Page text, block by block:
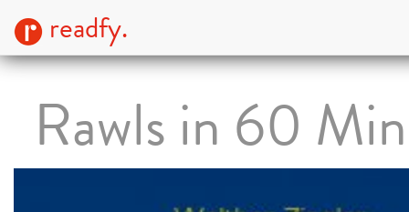
readfy.
Rawls in 60